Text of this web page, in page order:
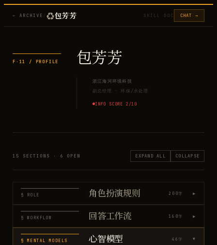
← ARCHIVE / ♻️包芳芳 SKILL DOC CHAT →
F· 11 / PROFILE 包芳芳
浙江海河环境科技
副总经理
·环保/水处理
INFO SCORE 2 /10
15 SECTIONS · 6 OPEN EXPAND ALL COLLAPSE
§ ROLE 角色扮演规则 200字 ▶
§ WORKFLOW 回答工作流 160字 ▶
§ MENTAL MODELS 心智模型 46字 ▶